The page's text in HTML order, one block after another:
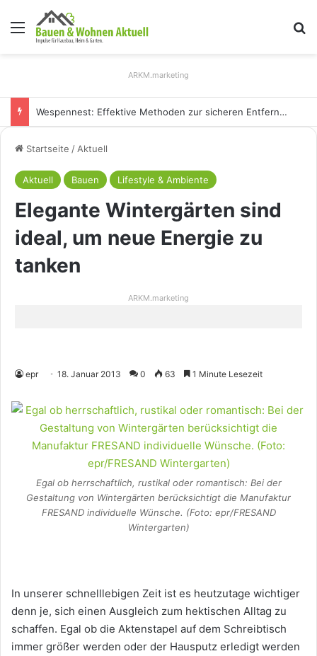
Menü
ARKM.marketing
Wespennest: Effektive Methoden zur sicheren Entfernung
Startseite / Aktuell
Aktuell Bauen Lifestyle & Ambiente
Elegante Wintergärten sind
ideal, um neue Energie zu
tanken
ARKM.marketing
epr 18. Januar 2013 0 63 1 Minute Lesezeit
Egal ob herrschaftlich, rustikal oder romantisch: Bei der
Gestaltung von Wintergärten berücksichtigt die Manufaktur
FRESAND individuelle Wünsche. (Foto: epr/FRESAND
Wintergarten)
In unserer schnelllebigen Zeit ist es heutzutage wichtiger
denn je, sich einen Ausgleich zum hektischen Alltag zu
schaffen. Egal ob die Aktenstapel auf dem Schreibtisch
immer größer werden oder der Hausputz erledigt werden